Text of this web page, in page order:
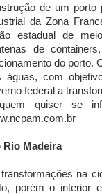
de um porto
da Zona
estadual de
de
do porto.
águas, com
federal a
quiser se
Rio Madeira
na
porém o interior